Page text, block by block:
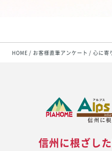
HOME お客様直筆アンケート 心に寄
信州に根ざし